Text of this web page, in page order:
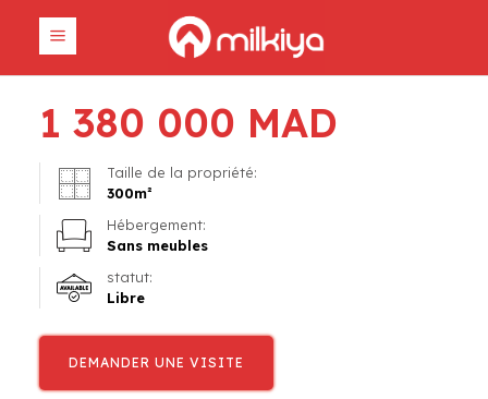
1 380 000 MAD
Taille de la propriété:
300m²
Hébergement:
Sans meubles
statut:
Libre
DEMANDER UNE VISITE